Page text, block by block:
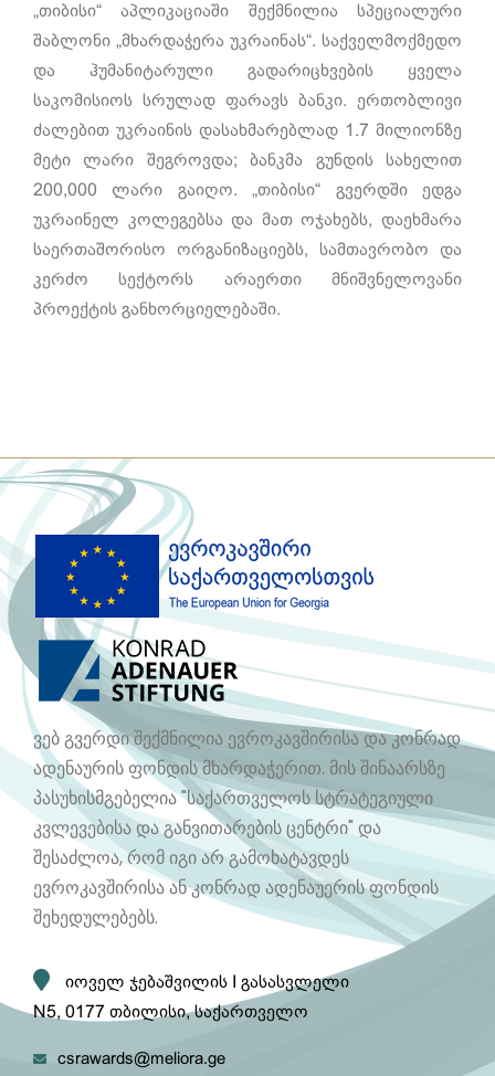
„თიბისი“ აპლიკაციაში შექმნილია სპეციალური
შაბლონი „მხარდაჭერა უკრაინას“. საქველმოქმედო
და ჰუმანიტარული გადარიცხვების ყველა
საკომისიოს სრულად ფარავს ბანკი. ერთობლივი
ძალებით უკრაინის დასახმარებლად 1.7 მილიონზე
მეტი ლარი შეგროვდა; ბანკმა გუნდის სახელით
200,000 ლარი გაიღო. „თიბისი“ გვერდში ედგა
უკრაინელ კოლეგებსა და მათ ოჯახებს, დაეხმარა
საერთაშორისო ორგანიზაციებს, სამთავრობო და
კერძო სექტორს არაერთი მნიშვნელოვანი
პროექტის განხორციელებაში.
ვებ გვერდი შექმნილია ევროკავშირისა და კონრად
ადენაურის ფონდის მხარდაჭერით. მის შინაარსზე
პასუხისმგებელია "საქართველოს სტრატეგიული
კვლევებისა და განვითარების ცენტრი" და
შესაძლოა, რომ იგი არ გამოხატავდეს
ევროკავშირისა ან კონრად ადენაუერის ფონდის
შეხედულებებს.
იოველ ჯებაშვილის I გასასვლელი
N5, 0177 თბილისი, საქართველო
csrawards@meliora.ge